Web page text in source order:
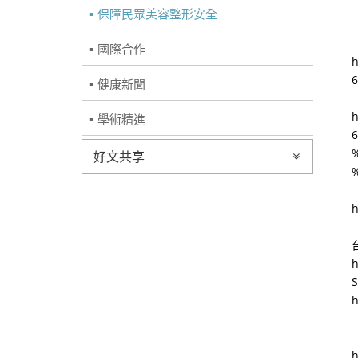
保障民眾美容整形安全
國際合作
健康新聞
學術精進
好文共享